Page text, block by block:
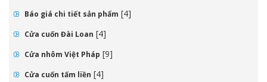
Báo giá chi tiết sản phẩm [4]
Cửa cuốn Đài Loan [4]
Cửa nhôm Việt Pháp [9]
Cửa cuốn tấm liền [4]